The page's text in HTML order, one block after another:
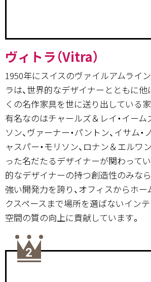
ヴィトラ（Vitra）
1950年にスイスのヴァイルアムライ
ラは、世界的なデザイナーとともに
くの名作家具を世に送り出している
有名なのはチャールズ＆レイ・イーム
ソン、ヴァーナー・パントン、イサム・
ャスパー・モリソン、ロナン＆エルワ
った名だたるデザイナーが関わって
的なデザイナーの持つ創造性のみな
強い開発力を誇り、オフィスからホー
クスペースまで場所を選ばないイン
空間の質の向上に貢献しています。